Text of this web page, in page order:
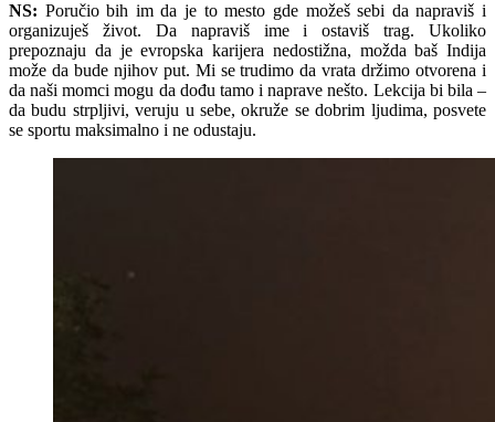
NS: Poručio bih im da je to mesto gde možeš sebi da napraviš i
organizuješ život. Da napraviš ime i ostaviš trag. Ukoliko
prepoznaju da je evropska karijera nedostižna, možda baš Indija
može da bude njihov put. Mi se trudimo da vrata držimo otvorena i
da naši momci mogu da dođu tamo i naprave nešto. Lekcija bi bila –
da budu strpljivi, veruju u sebe, okruže se dobrim ljudima, posvete
se sportu maksimalno i ne odustaju.